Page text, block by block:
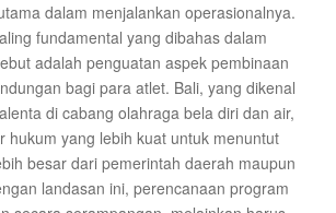
dalam menjalankan operasionalnya.
fundamental yang dibahas dalam
adalah penguatan aspek pembinaan
bagi para atlet. Bali, yang dikenal
di cabang olahraga bela diri dan air,
hukum yang lebih kuat untuk menuntut
besar dari pemerintah daerah maupun
landasan ini, perencanaan program